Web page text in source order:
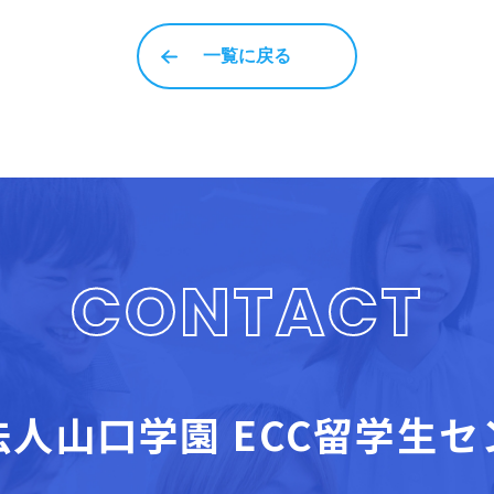
一覧に戻る
CONTACT
山口学園 ECC留学生